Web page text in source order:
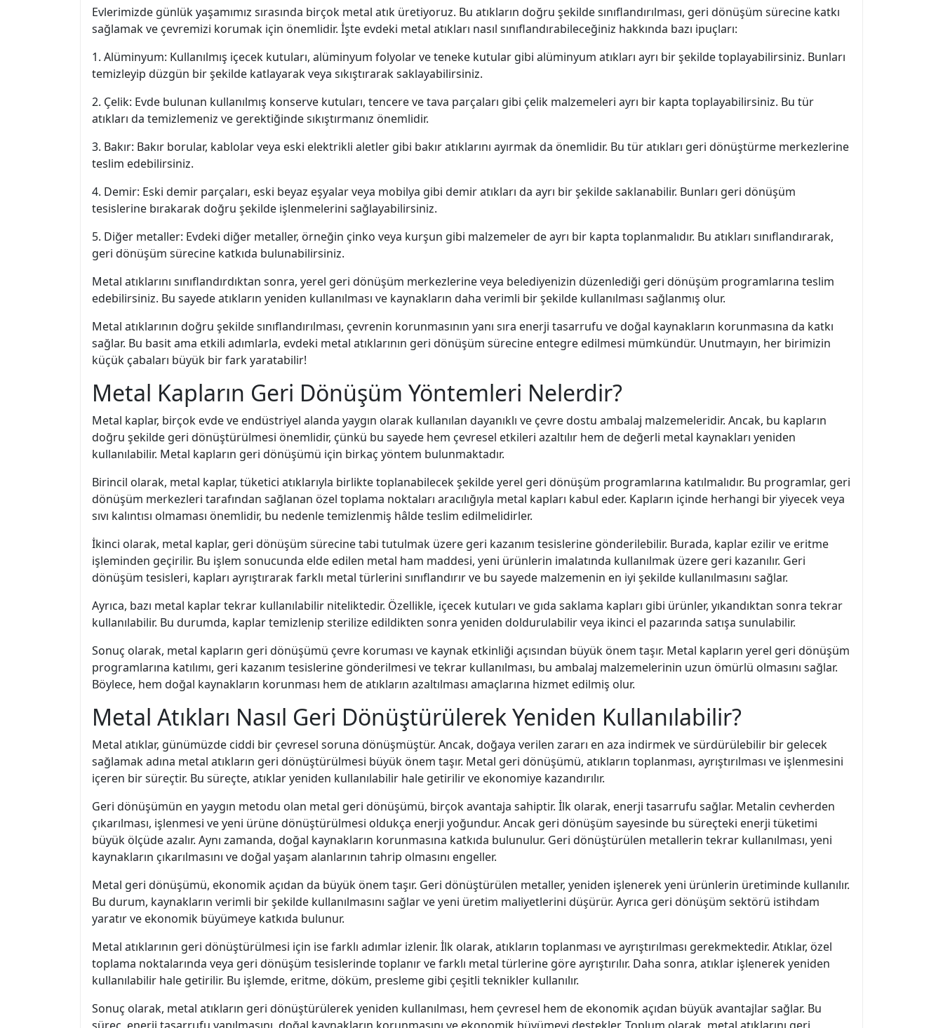
Evlerimizde günlük yaşamımız sırasında birçok metal atık üretiyoruz. Bu atıkların doğru şekilde sınıflandırılması, geri dönüşüm sürecine katkı
sağlamak ve çevremizi korumak için önemlidir. İşte evdeki metal atıkları nasıl sınıflandırabileceğiniz hakkında bazı ipuçları:
1. Alüminyum: Kullanılmış içecek kutuları, alüminyum folyolar ve teneke kutular gibi alüminyum atıkları ayrı bir şekilde toplayabilirsiniz. Bunları
temizleyip düzgün bir şekilde katlayarak veya sıkıştırarak saklayabilirsiniz.
2. Çelik: Evde bulunan kullanılmış konserve kutuları, tencere ve tava parçaları gibi çelik malzemeleri ayrı bir kapta toplayabilirsiniz. Bu tür
atıkları da temizlemeniz ve gerektiğinde sıkıştırmanız önemlidir.
3. Bakır: Bakır borular, kablolar veya eski elektrikli aletler gibi bakır atıklarını ayırmak da önemlidir. Bu tür atıkları geri dönüştürme merkezlerine
teslim edebilirsiniz.
4. Demir: Eski demir parçaları, eski beyaz eşyalar veya mobilya gibi demir atıkları da ayrı bir şekilde saklanabilir. Bunları geri dönüşüm
tesislerine bırakarak doğru şekilde işlenmelerini sağlayabilirsiniz.
5. Diğer metaller: Evdeki diğer metaller, örneğin çinko veya kurşun gibi malzemeler de ayrı bir kapta toplanmalıdır. Bu atıkları sınıflandırarak,
geri dönüşüm sürecine katkıda bulunabilirsiniz.
Metal atıklarını sınıflandırdıktan sonra, yerel geri dönüşüm merkezlerine veya belediyenizin düzenlediği geri dönüşüm programlarına teslim
edebilirsiniz. Bu sayede atıkların yeniden kullanılması ve kaynakların daha verimli bir şekilde kullanılması sağlanmış olur.
Metal atıklarının doğru şekilde sınıflandırılması, çevrenin korunmasının yanı sıra enerji tasarrufu ve doğal kaynakların korunmasına da katkı
sağlar. Bu basit ama etkili adımlarla, evdeki metal atıklarının geri dönüşüm sürecine entegre edilmesi mümkündür. Unutmayın, her birimizin
küçük çabaları büyük bir fark yaratabilir!
Metal Kapların Geri Dönüşüm Yöntemleri Nelerdir?
Metal kaplar, birçok evde ve endüstriyel alanda yaygın olarak kullanılan dayanıklı ve çevre dostu ambalaj malzemeleridir. Ancak, bu kapların
doğru şekilde geri dönüştürülmesi önemlidir, çünkü bu sayede hem çevresel etkileri azaltılır hem de değerli metal kaynakları yeniden
kullanılabilir. Metal kapların geri dönüşümü için birkaç yöntem bulunmaktadır.
Birincil olarak, metal kaplar, tüketici atıklarıyla birlikte toplanabilecek şekilde yerel geri dönüşüm programlarına katılmalıdır. Bu programlar, geri
dönüşüm merkezleri tarafından sağlanan özel toplama noktaları aracılığıyla metal kapları kabul eder. Kapların içinde herhangi bir yiyecek veya
sıvı kalıntısı olmaması önemlidir, bu nedenle temizlenmiş hâlde teslim edilmelidirler.
İkinci olarak, metal kaplar, geri dönüşüm sürecine tabi tutulmak üzere geri kazanım tesislerine gönderilebilir. Burada, kaplar ezilir ve eritme
işleminden geçirilir. Bu işlem sonucunda elde edilen metal ham maddesi, yeni ürünlerin imalatında kullanılmak üzere geri kazanılır. Geri
dönüşüm tesisleri, kapları ayrıştırarak farklı metal türlerini sınıflandırır ve bu sayede malzemenin en iyi şekilde kullanılmasını sağlar.
Ayrıca, bazı metal kaplar tekrar kullanılabilir niteliktedir. Özellikle, içecek kutuları ve gıda saklama kapları gibi ürünler, yıkandıktan sonra tekrar
kullanılabilir. Bu durumda, kaplar temizlenip sterilize edildikten sonra yeniden doldurulabilir veya ikinci el pazarında satışa sunulabilir.
Sonuç olarak, metal kapların geri dönüşümü çevre koruması ve kaynak etkinliği açısından büyük önem taşır. Metal kapların yerel geri dönüşüm
programlarına katılımı, geri kazanım tesislerine gönderilmesi ve tekrar kullanılması, bu ambalaj malzemelerinin uzun ömürlü olmasını sağlar.
Böylece, hem doğal kaynakların korunması hem de atıkların azaltılması amaçlarına hizmet edilmiş olur.
Metal Atıkları Nasıl Geri Dönüştürülerek Yeniden Kullanılabilir?
Metal atıklar, günümüzde ciddi bir çevresel soruna dönüşmüştür. Ancak, doğaya verilen zararı en aza indirmek ve sürdürülebilir bir gelecek
sağlamak adına metal atıkların geri dönüştürülmesi büyük önem taşır. Metal geri dönüşümü, atıkların toplanması, ayrıştırılması ve işlenmesini
içeren bir süreçtir. Bu süreçte, atıklar yeniden kullanılabilir hale getirilir ve ekonomiye kazandırılır.
Geri dönüşümün en yaygın metodu olan metal geri dönüşümü, birçok avantaja sahiptir. İlk olarak, enerji tasarrufu sağlar. Metalin cevherden
çıkarılması, işlenmesi ve yeni ürüne dönüştürülmesi oldukça enerji yoğundur. Ancak geri dönüşüm sayesinde bu süreçteki enerji tüketimi
büyük ölçüde azalır. Aynı zamanda, doğal kaynakların korunmasına katkıda bulunulur. Geri dönüştürülen metallerin tekrar kullanılması, yeni
kaynakların çıkarılmasını ve doğal yaşam alanlarının tahrip olmasını engeller.
Metal geri dönüşümü, ekonomik açıdan da büyük önem taşır. Geri dönüştürülen metaller, yeniden işlenerek yeni ürünlerin üretiminde kullanılır.
Bu durum, kaynakların verimli bir şekilde kullanılmasını sağlar ve yeni üretim maliyetlerini düşürür. Ayrıca geri dönüşüm sektörü istihdam
yaratır ve ekonomik büyümeye katkıda bulunur.
Metal atıklarının geri dönüştürülmesi için ise farklı adımlar izlenir. İlk olarak, atıkların toplanması ve ayrıştırılması gerekmektedir. Atıklar, özel
toplama noktalarında veya geri dönüşüm tesislerinde toplanır ve farklı metal türlerine göre ayrıştırılır. Daha sonra, atıklar işlenerek yeniden
kullanılabilir hale getirilir. Bu işlemde, eritme, döküm, presleme gibi çeşitli teknikler kullanılır.
Sonuç olarak, metal atıkların geri dönüştürülerek yeniden kullanılması, hem çevresel hem de ekonomik açıdan büyük avantajlar sağlar. Bu